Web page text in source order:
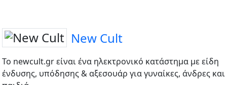
New Cult
To newcult.gr είναι ένα ηλεκτρονικό κατάστημα με είδη
ένδυσης, υπόδησης & αξεσουάρ για γυναίκες, άνδρες και